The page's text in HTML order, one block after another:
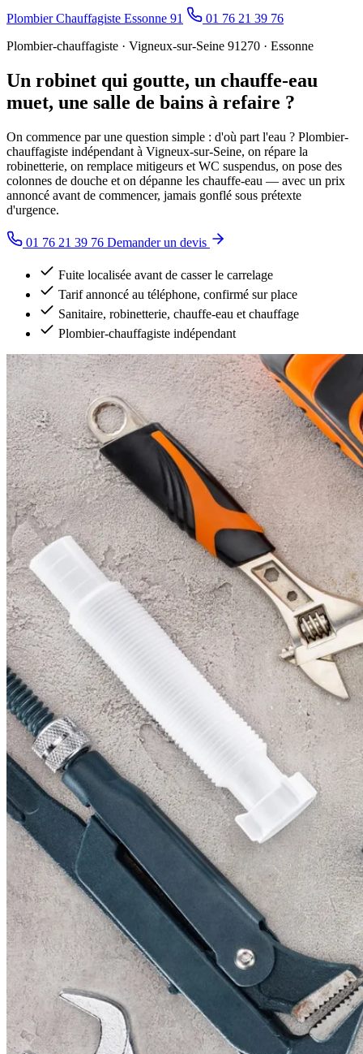
Plombier Chauffagiste Essonne 91
01 76 21 39 76
Plombier-chauffagiste · Vigneux-sur-Seine 91270 · Essonne
Un robinet qui goutte, un chauffe-eau
muet, une salle de bains à refaire ?
On commence par une question simple : d'où part l'eau ? Plombier-
chauffagiste indépendant à Vigneux-sur-Seine, on répare la
robinetterie, on remplace mitigeurs et WC suspendus, on pose des
colonnes de douche et on dépanne les chauffe-eau — avec un prix
annoncé avant de commencer, jamais gonflé sous prétexte
d'urgence.
01 76 21 39 76 Demander un devis
Fuite localisée avant de casser le carrelage
Tarif annoncé au téléphone, confirmé sur place
Sanitaire, robinetterie, chauffe-eau et chauffage
Plombier-chauffagiste indépendant